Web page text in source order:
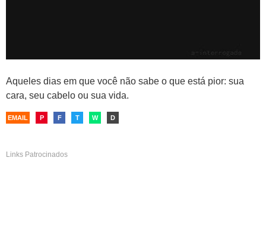
Aqueles dias em que você não sabe o que está pior: sua
cara, seu cabelo ou sua vida.
EMAIL P F T W D
Links Patrocinados